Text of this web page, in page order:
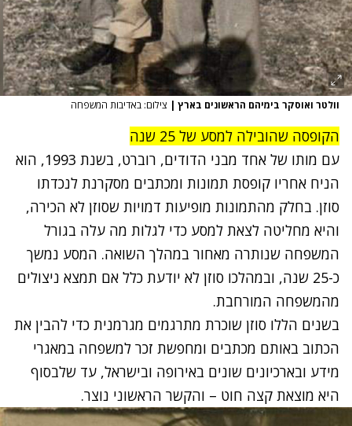
וולטר ואוסקר בימיהם הראשונים בארץ | צילום: באדיבות המשפחה
הקופסה שהובילה למסע של 25 שנה
עם מותו של אחד מבני הדודים, רוברט, בשנת 1993, הוא
הניח אחריו קופסת תמונות ומכתבים מסקרנת לנכדתו
סוזן. בחלק מהתמונות מופיעות דמויות שסוזן לא הכירה,
והיא מחליטה לצאת למסע כדי לגלות מה עלה בגורל
המשפחה שנותרה מאחור במהלך השואה. המסע נמשך
כ-25 שנה, ובמהלכו סוזן לא יודעת כלל אם תמצא ניצולים
מהמשפחה המורחבת.
בשנים הללו סוזן שוכרת מתרגמים מגרמנית כדי להבין את
הכתוב באותם מכתבים ומחפשת זכר למשפחה במאגרי
מידע ובארכיונים שונים באירופה ובישראל, עד שלבסוף
היא מוצאת קצה חוט – והקשר הראשוני נוצר.